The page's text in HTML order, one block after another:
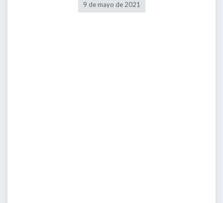
9 de mayo de 2021